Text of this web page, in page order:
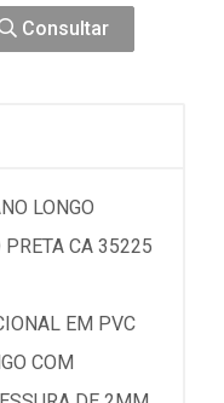
Consultar
LONGO
CA 35225
EM PVC
COM